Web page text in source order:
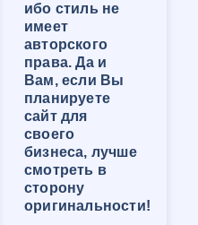
популярный вид
может быть
от
и кратким
с огромным
функций.
продвигаться, если
всё до мелочей,
внедрить
его удобным для
время стоит
мобильной версии
ибо стиль не
имеет
авторского
права. Да и
Вам, если Вы
планируете
сайт для
своего
бизнеса, лучше
смотреть в
сторону
оригинальности!